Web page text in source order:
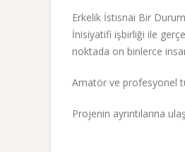
Erkelik İstisnai Bir
İnisiyatifi işbirliği ile
noktada on binlerce
Amatör ve profesyonel
Projenin ayrıntılarına